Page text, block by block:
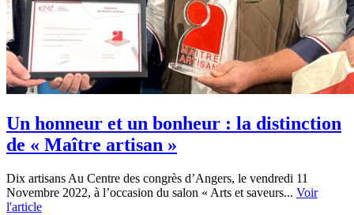
Un honneur et un bonheur : la distinction
de « Maître artisan »
Dix artisans Au Centre des congrès d’Angers, le vendredi 11
Novembre 2022, à l’occasion du salon « Arts et saveurs... Voir
l'article